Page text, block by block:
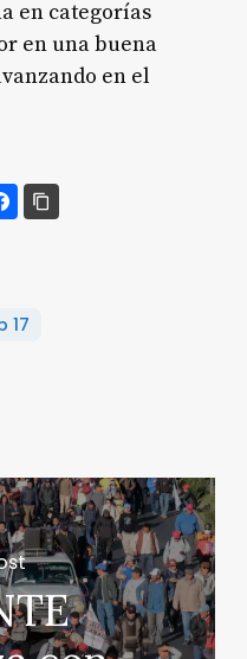
en categorías
en una buena
en el
17